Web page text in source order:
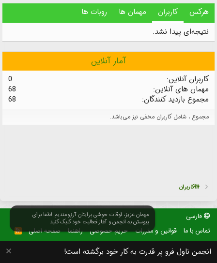
هرکس کاربران مهمان ها
روبات ها
نتیجه‌ای پیدا نشد.
آمار آنلاین
کاربران آنلاین
0
مهمان های آنلاین
68
مجموع بازدید کنندگان
68
مجموع ، شامل کاربران مخفی نیز می‌باشد.
🚻کاربران
فارسی
تماس با ما
قوانین و مقررات حریم خصوصی راهنما صفحه اصلی
R
S
S
مهمان عزیز، اوقات خوشی برایتان آرزومندیم. لطفا برای
پیوستن به انجمن و آغاز فعالیت خود کلیک کنید
انجمن ناول فرو پر قدرت به کار خود برگشته است!